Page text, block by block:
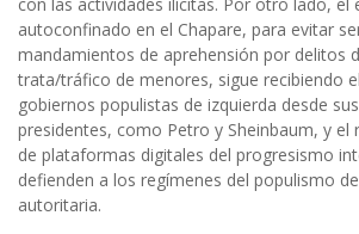
autoconfinado en el Chapare, para evitar
mandamientos de aprehensión por delitos
trata/tráfico de menores, sigue recibiendo
gobiernos populistas de izquierda desde
presidentes, como Petro y Sheinbaum, y el
de plataformas digitales del progresismo
defienden a los regímenes del populismo
autoritaria.